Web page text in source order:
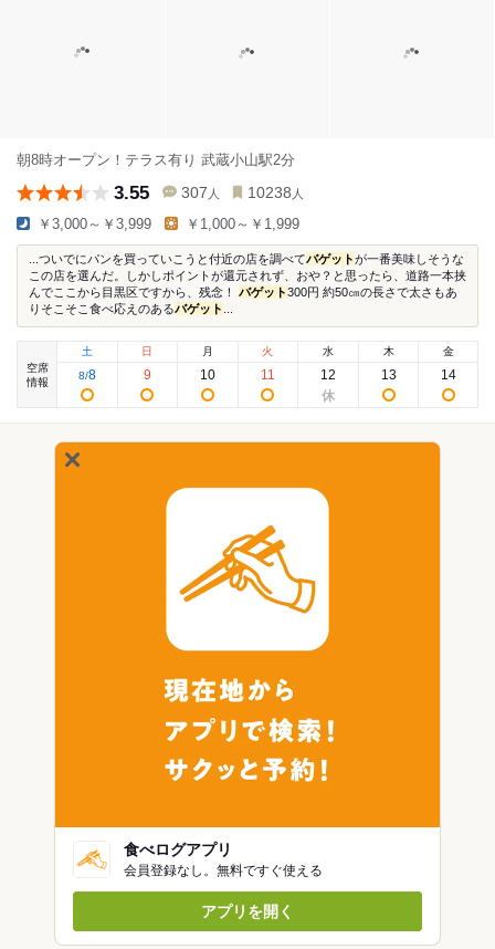
朝8時オープン！テラス有り 武蔵小山駅2分
3.55 307 人 10238 人
￥3,000～￥3,999 ￥1,000～￥1,999
...ついでにパンを買っていこうと付近の店を調べてバゲットが一番美味しそうな
この店を選んだ。しかしポイントが還元されず、おや？と思ったら、道路一本挟
んでここから目黒区ですから、残念！ バゲット300円 約50㎝の長さで太さもあ
りそこそこ食べ応えのあるバゲット
空席
情報
土
8/8
日
9
月
10
火
11
水
12
木
13
金
14
食べログアプリ
会員登録なし。無料ですぐ使える
アプリを開く